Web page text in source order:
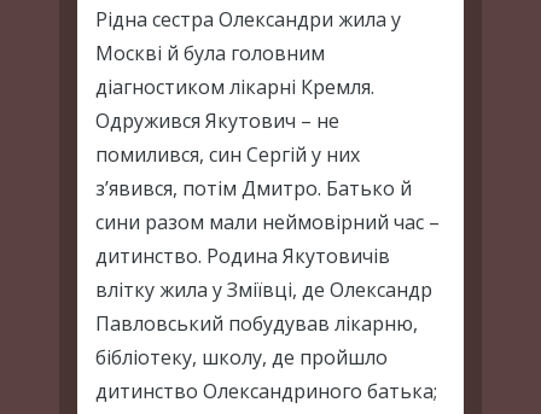
Рідна сестра Олександри жила у
Москві й була головним
діагностиком лікарні Кремля.
Одружився Якутович – не
помилився, син Сергій у них
з’явився, потім Дмитро. Батько й
сини разом мали неймовірний час –
дитинство. Родина Якутовичів
влітку жила у Зміївці, де Олександр
Павловський побудував лікарню,
бібліотеку, школу, де пройшло
дитинство Олександриного батька;